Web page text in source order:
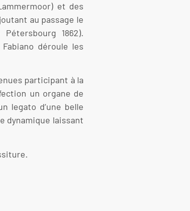
et des
au passage le
1862).
déroule les
participant à la
un organe de
legato d’une belle
dynamique laissant